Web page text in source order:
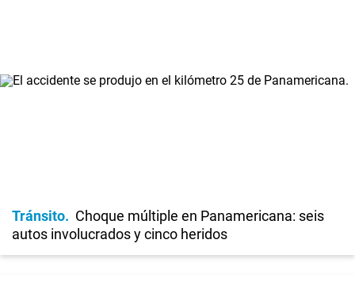
Tránsito
Choque múltiple en Panamericana: seis
autos involucrados y cinco heridos